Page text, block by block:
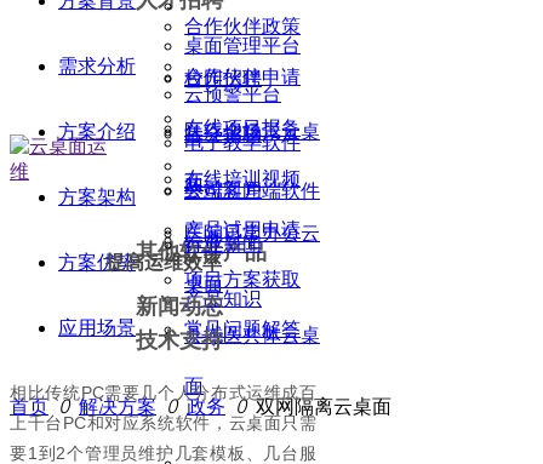
桌面管理平台
云预警平台
电子教学软件
终端客户端软件
云盘
其他软件产品
医疗全场景云桌
面
医院日常办公云
桌面
县域医共体云桌
面
合作伙伴政策
合作伙伴申请
在线项目报备
在线培训视频
产品试用申请
项目方案获取
常见问题解答
技术支持
校园招聘
社会招聘
公司新闻
行业新闻
产品知识
新闻动态
需求分析
方案介绍
方案架构
方案优势
应用场景
首页 ꄲ 解决方案 ꄲ 政务 ꄲ 双网隔离云桌面
提高运维效率
相比传统PC需要几个人分布式运维成百
上千台PC和对应系统软件，云桌面只需
要1到2个管理员维护几套模板、几台服